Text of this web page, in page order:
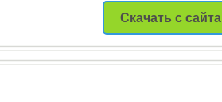
Скачать с сайта